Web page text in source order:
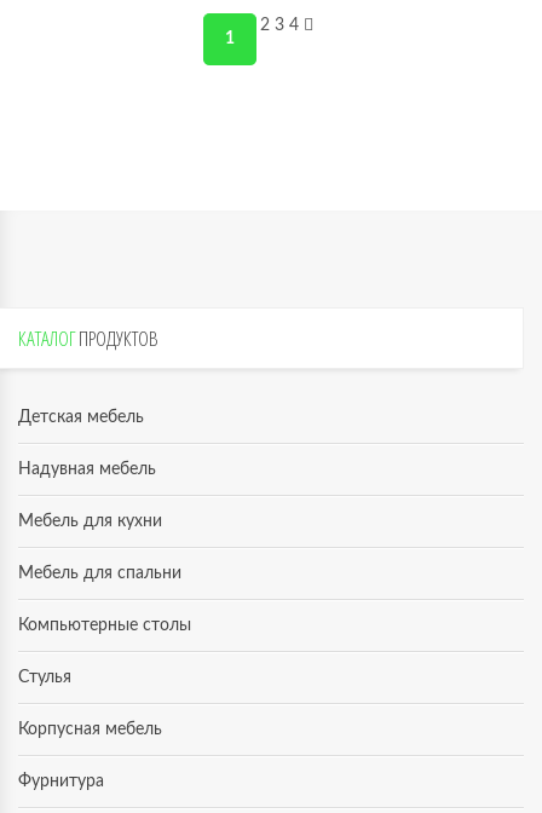
1
2 3 4
КАТАЛОГПРОДУКТОВ
Детская мебель
Надувная мебель
Мебель для кухни
Мебель для спальни
Компьютерные столы
Стулья
Корпусная мебель
Фурнитура